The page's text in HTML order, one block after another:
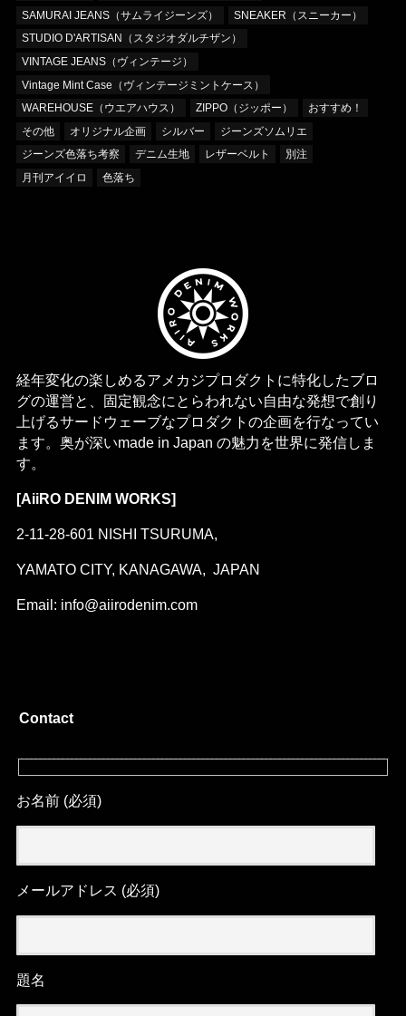
SAMURAI JEANS（サムライジーンズ）
SNEAKER（スニーカー）
STUDIO D'ARTISAN（スタジオダルチザン）
VINTAGE JEANS（ヴィンテージ）
Vintage Mint Case（ヴィンテージミントケース）
WAREHOUSE（ウエアハウス）
ZIPPO（ジッポー）
おすすめ！
その他
オリジナル企画 シルバー
ジーンズソムリエ
ジーンズ色落ち考察
デニム生地 レザーベルト
別注
月刊アイイロ
色落ち
経年変化の楽しめるアメカジプロダクトに特化したブロ
グの運営と、固定観念にとらわれない自由な発想で創り
上げるサードウェーブなプロダクトの企画を行なってい
ます。奥が深いmade in Japan の魅力を世界に発信しま
す。
[AiiRO DENIM WORKS]
2-11-28-601 NISHI TSURUMA,
YAMATO CITY, KANAGAWA, JAPAN
Email: info@aiirodenim.com
Contact
お名前 (必須)
メールアドレス (必須)
題名